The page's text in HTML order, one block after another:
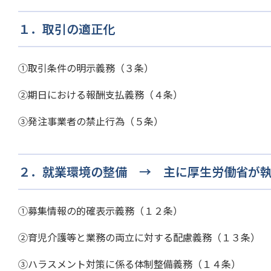
１．取引の適正化
①取引条件の明示義務（３条）
②期日における報酬支払義務（４条）
③発注事業者の禁止行為（５条）
２．就業環境の整備 → 主に厚生労働省が執
①募集情報の的確表示義務（１２条）
②育児介護等と業務の両立に対する配慮義務（１３条）
③ハラスメント対策に係る体制整備義務（１４条）